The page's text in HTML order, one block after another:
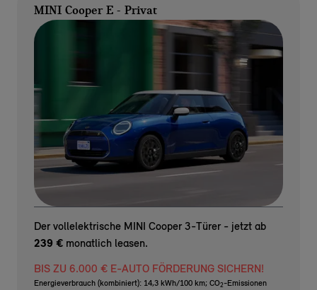
MINI Cooper E - Privat
Der vollelektrische MINI Cooper 3-Türer - jetzt ab
239 € monatlich leasen.
BIS ZU 6.000 € E-AUTO FÖRDERUNG SICHERN!
Energieverbrauch (kombiniert): 14,3 kWh/100 km; CO2 -Emissionen